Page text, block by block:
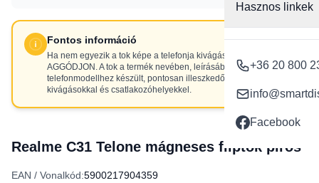
Hasznos linkek
+36 20 800
Facebook
Fontos információ
Ha nem egyezik a tok képe a telefonja kivágásaival, NE
AGGÓDJON. A tok a termék nevében, leírásában szereplő
telefonmodellhez készült, pontosan illeszkedő
kivágásokkal és csatlakozóhelyekkel.
Realme C31 Telone mágneses fliptok piros
EAN / Vonalkód:5900217904359